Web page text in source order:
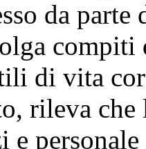
da
di vita
che
e